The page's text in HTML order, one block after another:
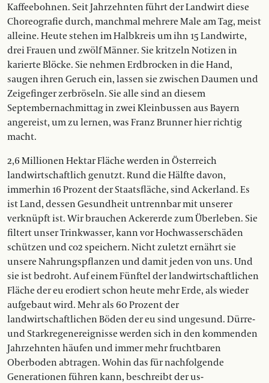
Kaffeebohnen. Seit Jahrzehnten führt der Landwirt diese
Choreografie durch, manchmal mehrere Male am Tag, meist
alleine. Heute stehen im Halbkreis um ihn 15 Landwirte,
drei Frauen und zwölf Männer. Sie kritzeln Notizen in
karierte Blöcke. Sie nehmen Erdbrocken in die Hand,
saugen ihren Geruch ein, lassen sie zwischen Daumen und
Zeigefinger zerbröseln. Sie alle sind an diesem
Septembernachmittag in zwei Kleinbussen aus Bayern
angereist, um zu lernen, was Franz Brunner hier richtig
macht.
2,6 Millionen Hektar Fläche werden in Österreich
landwirtschaftlich genutzt. Rund die Hälfte davon,
immerhin 16 Prozent der Staatsfläche, sind Ackerland. Es
ist Land, dessen Gesundheit untrennbar mit unserer
verknüpft ist. Wir brauchen Ackererde zum Überleben. Sie
filtert unser Trinkwasser, kann vor Hochwasserschäden
schützen und co2 speichern. Nicht zuletzt ernährt sie
unsere Nahrungspflanzen und damit jeden von uns. Und
sie ist bedroht. Auf einem Fünftel der landwirtschaftlichen
Fläche der eu erodiert schon heute mehr Erde, als wieder
aufgebaut wird. Mehr als 60 Prozent der
landwirtschaftlichen Böden der eu sind ungesund. Dürre-
und Starkregenereignisse werden sich in den kommenden
Jahrzehnten häufen und immer mehr fruchtbaren
Oberboden abtragen. Wohin das für nachfolgende
Generationen führen kann, beschreibt der us-